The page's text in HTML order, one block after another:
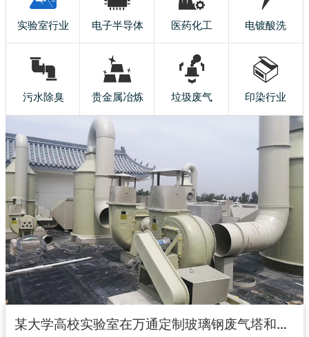
实验室行业 电子半导体 医药化工 电镀酸洗
污水除臭 贵金属冶炼 垃圾废气 印染行业
某大学高校实验室在万通定制玻璃钢废气塔和玻璃钢风机